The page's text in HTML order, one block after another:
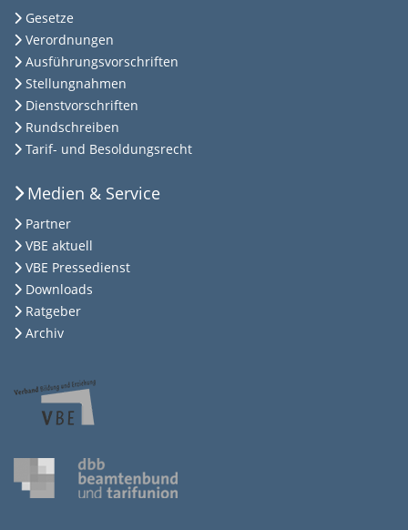
Gesetze
Verordnungen
Ausführungsvorschriften
Stellungnahmen
Dienstvorschriften
Rundschreiben
Tarif- und Besoldungsrecht
Medien & Service
Partner
VBE aktuell
VBE Pressedienst
Downloads
Ratgeber
Archiv